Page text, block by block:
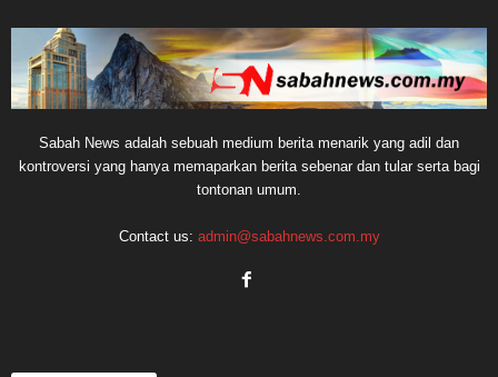
Sabah News adalah sebuah medium berita menarik yang adil dan
kontroversi yang hanya memaparkan berita sebenar dan tular serta bagi
tontonan umum.
Contact us: admin@sabahnews.com.my